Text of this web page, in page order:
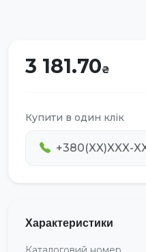
3 181.70
Купити в один клік
Характеристики